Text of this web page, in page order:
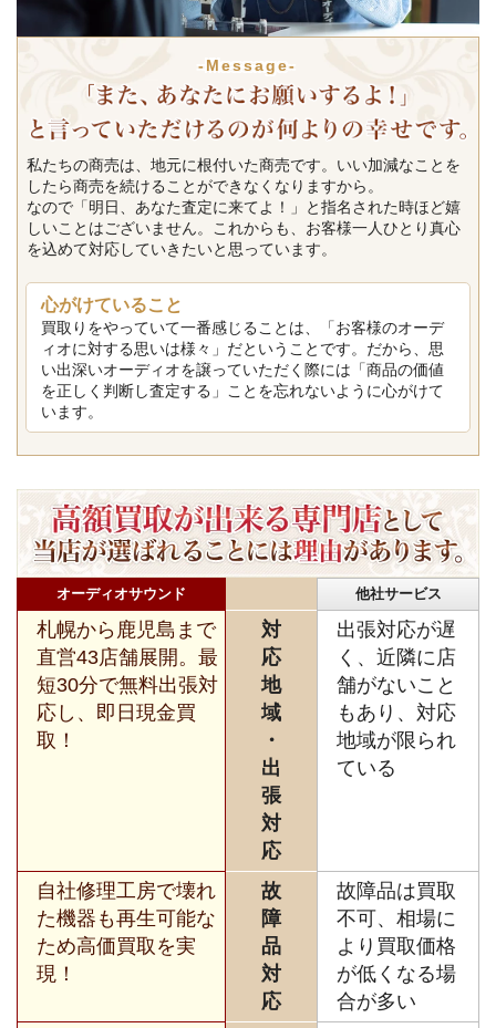
-Message-
私たちの商売は、地元に根付いた商売です。いい加減なことを
したら商売を続けることができなくなりますから。
なので「明日、あなた査定に来てよ！」と指名された時ほど嬉
しいことはございません。これからも、お客様一人ひとり真心
を込めて対応していきたいと思っています。
心がけていること
買取りをやっていて一番感じることは、「お客様のオーデ
ィオに対する思いは様々」だということです。だから、思
い出深いオーディオを譲っていただく際には「商品の価値
を正しく判断し査定する」ことを忘れないように心がけて
います。
オーディオサウンド 他社サービス
札幌から鹿児島まで
直営43店舗展開。最
短30分で無料出張対
応し、即日現金買
取！
対
応
地
域
・
出
張
対
応
出張対応が遅
く、近隣に店
舗がないこと
もあり、対応
地域が限られ
ている
自社修理工房で壊れ
た機器も再生可能な
ため高価買取を実
現！
故
障
品
対
応
故障品は買取
不可、相場に
より買取価格
が低くなる場
合が多い